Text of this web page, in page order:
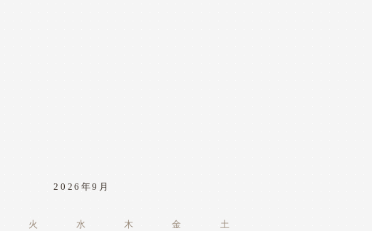
2026年9月
火 水 木 金 土